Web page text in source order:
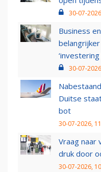
30-07-
Business
30-07-
Duitse
bot
30-07-2026,
Vraag naar
druk door
30-07-2026,